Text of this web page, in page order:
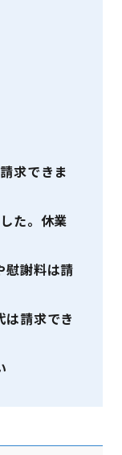
求できま
た。休業
慰謝料は請
請求でき